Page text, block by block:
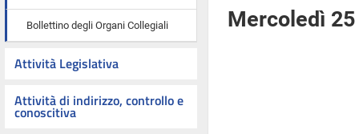
Bollettino degli Organi Collegiali
Attività Legislativa
Attività di indirizzo, controllo e
conoscitiva
Mercoledì